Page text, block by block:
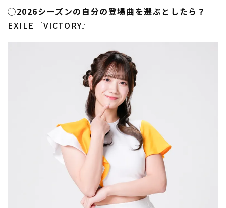
◯2026シーズンの自分の登場曲を選ぶとしたら？
EXILE『VICTORY』